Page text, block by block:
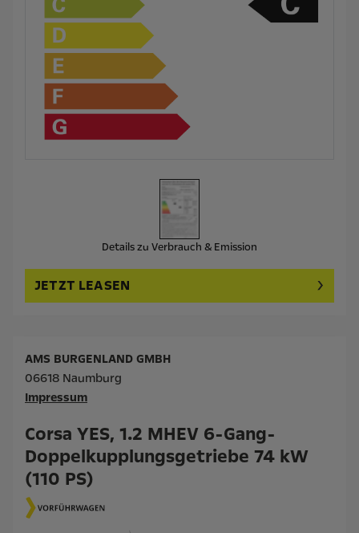
Details zu Verbrauch & Emission
JETZT LEASEN
Corsa YES, 1.2 MHEV 6-Gang-
Doppelkupplungsgetriebe 74 kW
(110 PS)
AMS BURGENLAND GMBH
06618 Naumburg
Impressum